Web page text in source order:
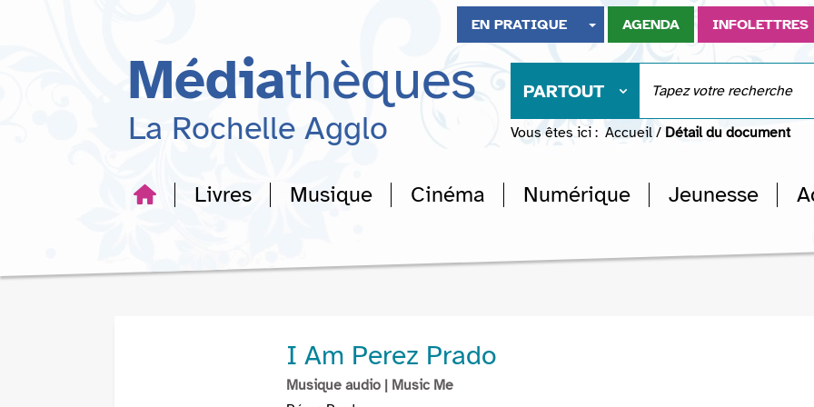
recherche
EN PRATIQUE AGENDA INFOLETTRES
Médiathèques
La Rochelle Agglo
PARTOUT
Vous êtes ici : Accueil / Détail du document
Livres Musique Cinéma Numérique Jeunesse
I Am Perez Prado
Musique audio | Music Me